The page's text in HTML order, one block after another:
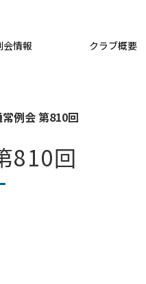
会情報 クラブ概要
例会 第810回
810回